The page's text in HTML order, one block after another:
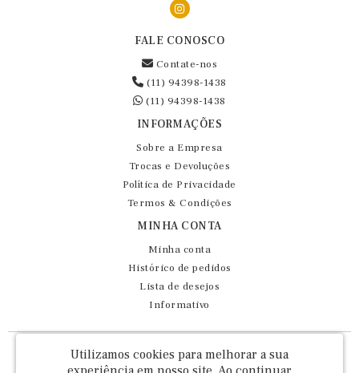
FALE CONOSCO
Contate-nos
(11) 94398-1438
(11) 94398-1438
INFORMAÇÕES
Sobre a Empresa
Trocas e Devoluções
Política de Privacidade
Termos & Condições
MINHA CONTA
Minha conta
Histórico de pedidos
Lista de desejos
Informativo
Fernando Maluhy Cia Ltda - CNPJ: 60.458.825/0001-86
Rua Dr Euclydes da Cunha, 47 - Brás - São Paulo / SP - CEP 03016-030
Utilizamos cookies para melhorar a sua